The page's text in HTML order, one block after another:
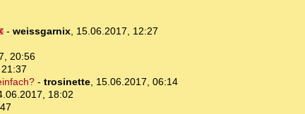
- weissgarnix, 15.06.2017, 12:27
20:56
- trosinette, 15.06.2017, 06:14
18:02